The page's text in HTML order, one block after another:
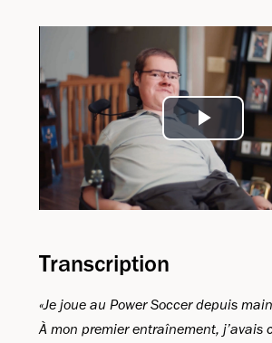
Play
Video
Transcription
«Je joue au Power Soccer depuis
À mon premier entraînement, j’avais